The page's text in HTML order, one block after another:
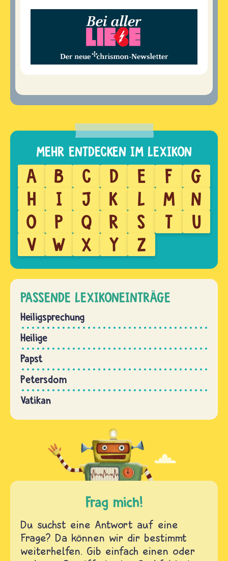
A B C D E F
G
H
I J K L M
N
O
P Q R S T
U
V
W X Y Z
PASSENDE LEXIKONEINTRÄGE
Heiligsprechung
Heilige
Papst
Petersdom
Vatikan
Frag mich!
Du suchst eine Antwort auf eine
Frage? Da können wir dir bestimmt
weiterhelfen. Gib einfach einen oder